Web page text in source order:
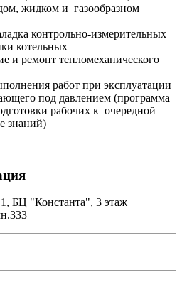
жидком и газообразном
контрольно-измерительных
котельных
и ремонт тепломеханического
работ при эксплуатации
под давлением (программа
рабочих к очередной
знаний)
БЦ "Константа", 3 этаж